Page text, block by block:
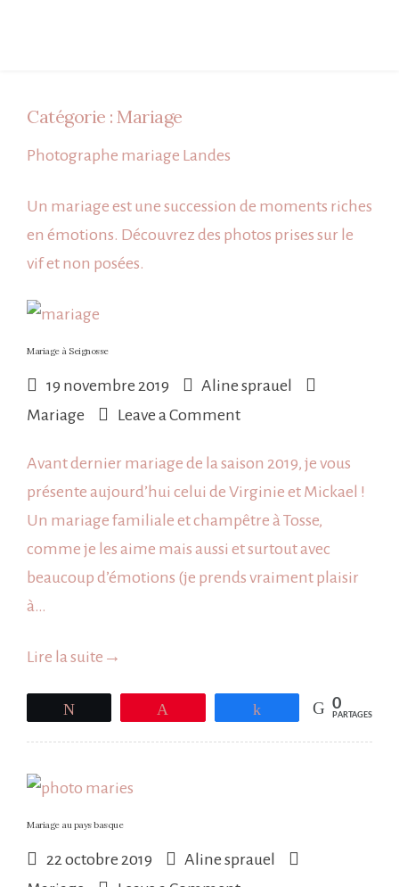
Catégorie : Mariage
Photographe mariage Landes
Un mariage est une succession de moments riches
en émotions. Découvrez des photos prises sur le
vif et non posées.
Mariage à Seignosse
19 novembre 2019
Aline sprauel
Mariage
Leave a Commenton
à
Seignosse
Avant dernier mariage de la saison 2019, je vous
présente aujourd’hui celui de Virginie et Mickael !
Un mariage familiale et champêtre à Tosse,
comme je les aime mais aussi et surtout avec
beaucoup d’émotions (je prends vraiment plaisir
à…
Lire la suite →
Partagez 0
PARTAGES
Mariage au pays basque
22 octobre 2019
Aline sprauel